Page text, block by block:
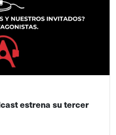
estrena su tercer